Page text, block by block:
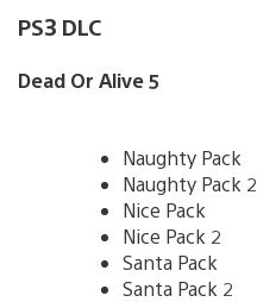
PS3 DLC
Dead Or Alive 5
Naughty Pack
Naughty Pack 2
Nice Pack
Nice Pack 2
Santa Pack
Santa Pack 2